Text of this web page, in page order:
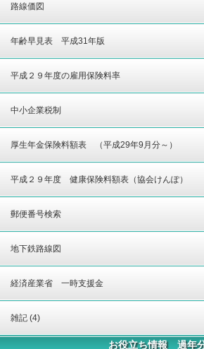
路線価図
年齢早見表 平成31年版
平成２９年度の雇用保険料率
中小企業税制
厚生年金保険料額表 （平成29年9月分～）
平成２９年度 健康保険料額表（協会けんぽ）
郵便番号検索
地下鉄路線図
経済産業省 一時支援金
雑記 (4)
お役立ち情報 過年